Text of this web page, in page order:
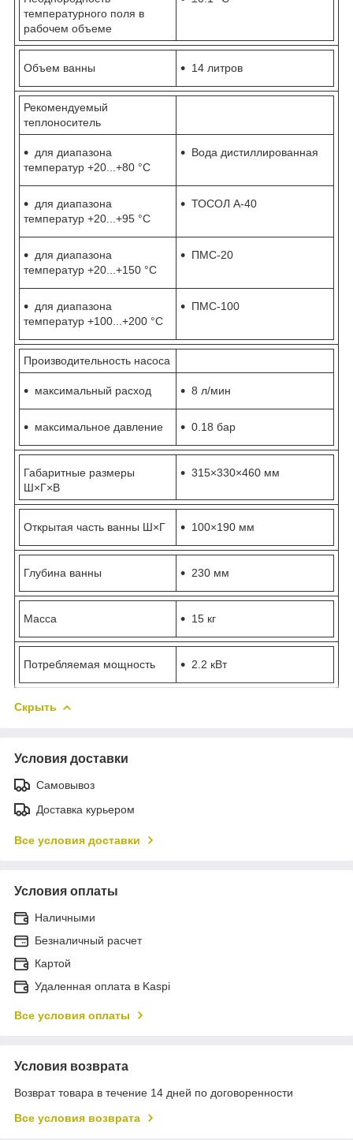
температурного поля в
рабочем объеме
Объем ванны 14 литров
Рекомендуемый
теплоноситель
для диапазона
температур +20...+80 °С
Вода дистиллированная
для диапазона
температур +20...+95 °С
ТОСОЛ А-40
для диапазона
температур +20...+150 °С
ПМС‑20
для диапазона
температур +100...+200 °С
ПМС‑100
Производительность насоса
максимальный расход 8 л/мин
максимальное давление 0.18 бар
Габаритные размеры
Ш×Г×В
315×330×460 мм
Открытая часть ванны Ш×Г 100×190 мм
Глубина ванны 230 мм
Масса 15 кг
Потребляемая мощность 2.2 кВт
Скрыть
Условия доставки
Самовывоз
Доставка курьером
Все условия доставки
Условия оплаты
Наличными
Безналичный расчет
Картой
Удаленная оплата в Kaspi
Все условия оплаты
Условия возврата
Возврат товара в течение 14 дней по договоренности
Все условия возврата